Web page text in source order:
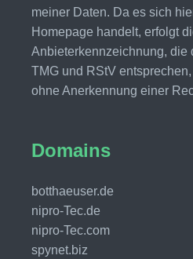
meiner Daten. Da es sich
Homepage handelt, erfolgt
Anbieterkennzeichnung, die
TMG und RStV
ohne Anerkennung einer
Domains
botthaeuser.de
nipro-Tec.de
nipro-Tec.com
spynet.biz